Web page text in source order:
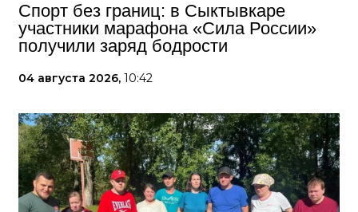
Спорт без границ: в Сыктывкаре
участники марафона «Сила России»
получили заряд бодрости
04 августа 2026, 10:42